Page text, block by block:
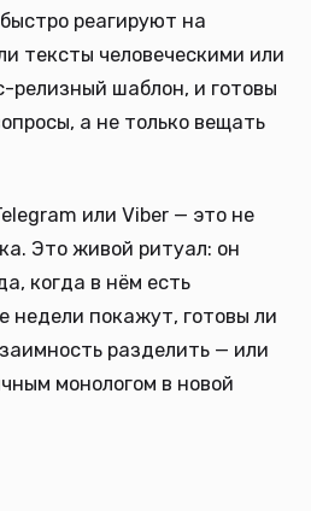
реагируют на
тексты человеческими или
релизный шаблон, и готовы
а не только вещать
или Viber — это не
Это живой ритуал: он
когда в нём есть
недели покажут, готовы ли
разделить — или
монологом в новой